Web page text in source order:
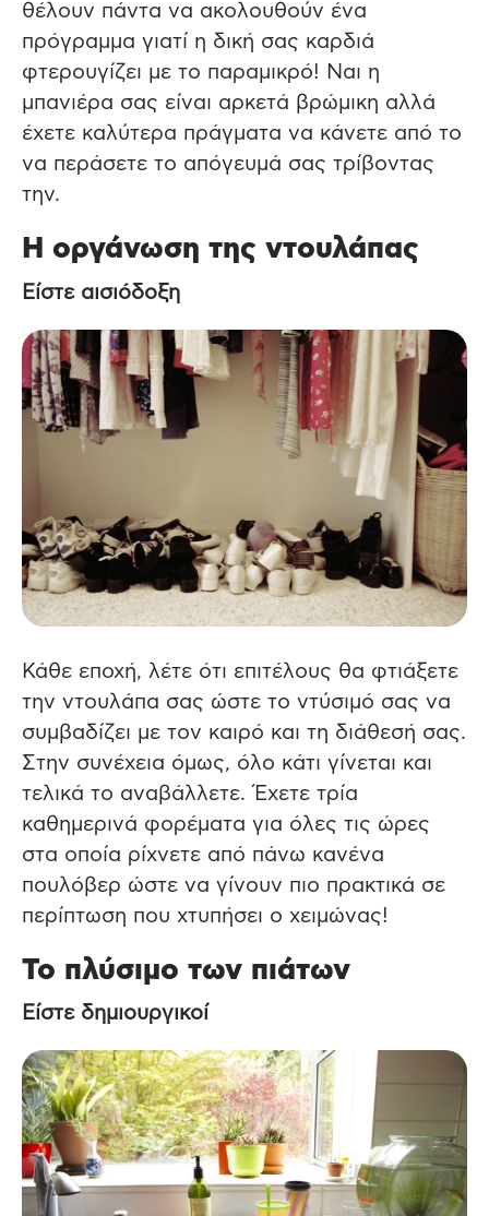
θέλουν πάντα να ακολουθούν ένα
πρόγραμμα γιατί η δική σας καρδιά
φτερουγίζει με το παραμικρό! Ναι η
μπανιέρα σας είναι αρκετά βρώμικη αλλά
έχετε καλύτερα πράγματα να κάνετε από το
να περάσετε το απόγευμά σας τρίβοντας
την.
Η οργάνωση της ντουλάπας
Είστε αισιόδοξη
Κάθε εποχή, λέτε ότι επιτέλους θα φτιάξετε
την ντουλάπα σας ώστε το ντύσιμό σας να
συμβαδίζει με τον καιρό και τη διάθεσή σας.
Στην συνέχεια όμως, όλο κάτι γίνεται και
τελικά το αναβάλλετε. Έχετε τρία
καθημερινά φορέματα για όλες τις ώρες
στα οποία ρίχνετε από πάνω κανένα
πουλόβερ ώστε να γίνουν πιο πρακτικά σε
περίπτωση που χτυπήσει ο χειμώνας!
Το πλύσιμο των πιάτων
Είστε δημιουργικοί